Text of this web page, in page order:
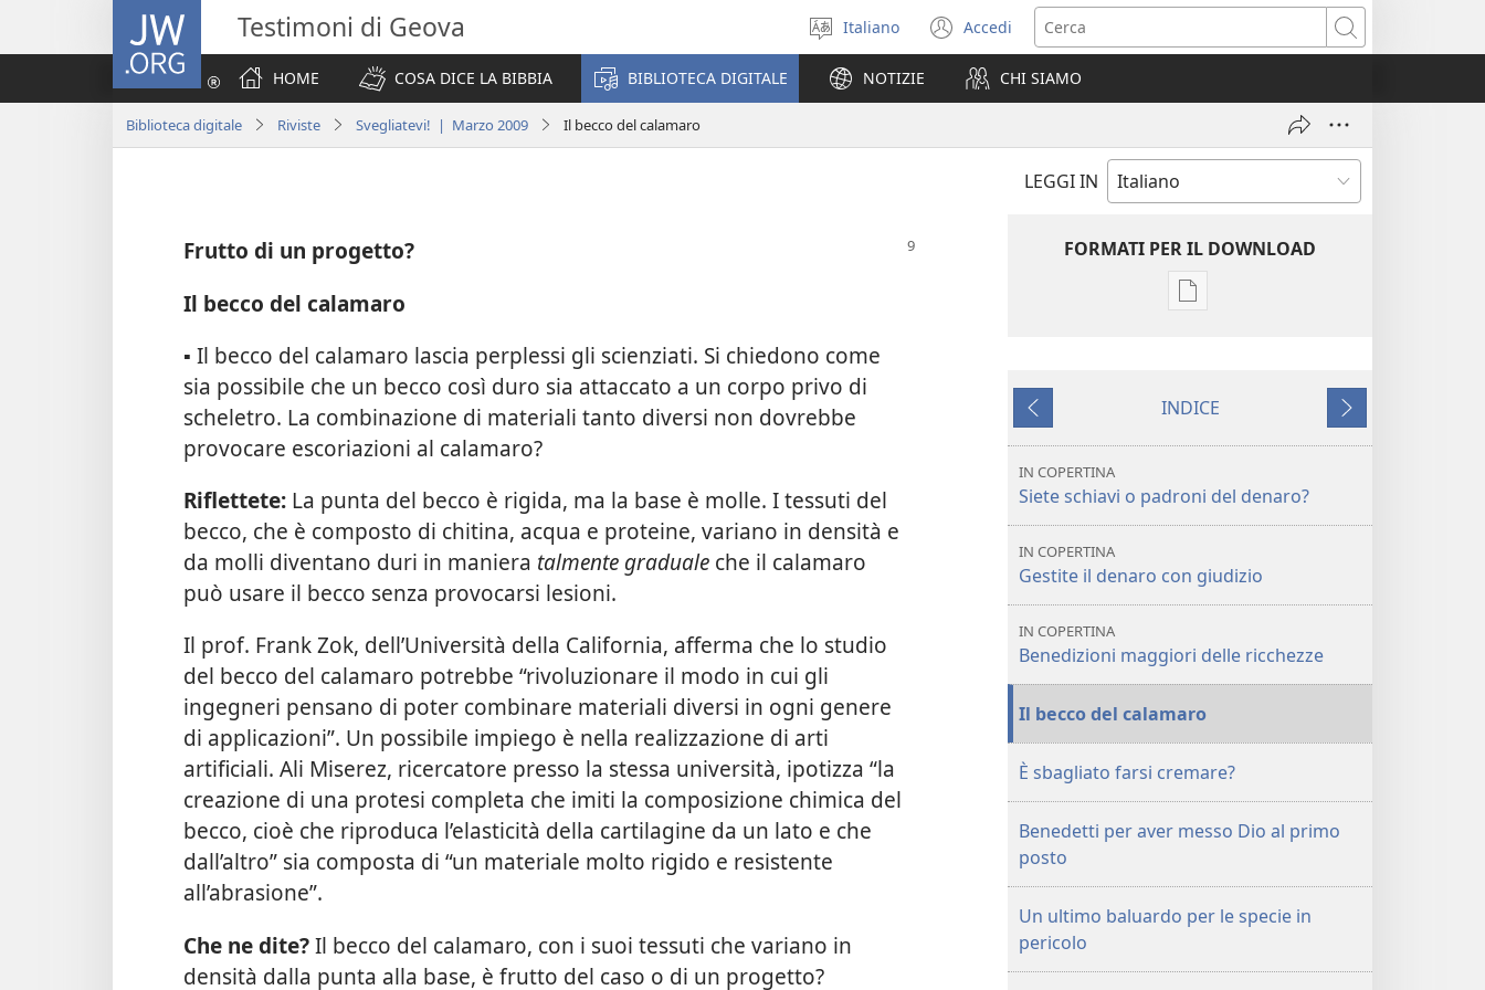
JW.ORG Testimoni di Geova
Seleziona
la
lingua
Italiano Accedi
(apre
una
nuova
finestra)
Cerca
HOME
COSA DICE LA BIBBIA BIBLIOTECA DIGITALE NOTIZIE CHI SIAMO
Biblioteca digitale Riviste Svegliatevi! | Marzo 2009 Il becco del calamaro
LEGGI IN
Frutto di un progetto?
Il becco del calamaro
▪ Il becco del calamaro lascia perplessi gli scienziati. Si chiedono come
sia possibile che un becco così duro sia attaccato a un corpo privo di
scheletro. La combinazione di materiali tanto diversi non dovrebbe
provocare escoriazioni al calamaro?
Riflettete: La punta del becco è rigida, ma la base è molle. I tessuti del
becco, che è composto di chitina, acqua e proteine, variano in densità e
da molli diventano duri in maniera talmente graduale che il calamaro
può usare il becco senza provocarsi lesioni.
Il prof. Frank Zok, dell’Università della California, afferma che lo studio
del becco del calamaro potrebbe “rivoluzionare il modo in cui gli
ingegneri pensano di poter combinare materiali diversi in ogni genere
di applicazioni”. Un possibile impiego è nella realizzazione di arti
artificiali. Ali Miserez, ricercatore presso la stessa università, ipotizza “la
creazione di una protesi completa che imiti la composizione chimica del
becco, cioè che riproduca l’elasticità della cartilagine da un lato e che
dall’altro” sia composta di “un materiale molto rigido e resistente
all’abrasione”.
Che ne dite?Il becco del calamaro, con i suoi tessuti che variano in
densità dalla punta alla base, è frutto del caso o di un progetto?
FORMATI PER IL DOWNLOAD
Opzioni
delle
Marzo 2009
Precedente
INDICE
Successivo
IN COPERTINA
Siete schiavi o padroni del denaro?
IN COPERTINA
Gestite il denaro con giudizio
IN COPERTINA
Benedizioni maggiori delle ricchezze
Il becco del calamaro
È sbagliato farsi cremare?
Benedetti per aver messo Dio al primo
posto
Un ultimo baluardo per le specie in
pericolo